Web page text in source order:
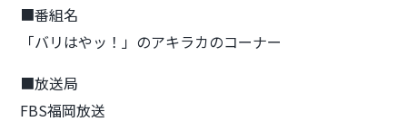
■番組名
「バリはやッ！」のアキラカのコーナー
■放送局
FBS福岡放送